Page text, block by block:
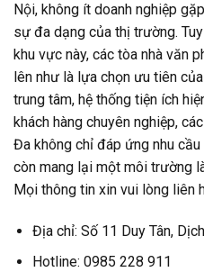
Nội, không ít doanh nghiệp
sự đa dạng của thị trường.
khu vực này, các tòa nhà văn
lên như là lựa chọn ưu tiên
trung tâm, hệ thống tiện ích
khách hàng chuyên nghiệp,
Đa không chỉ đáp ứng nhu
còn mang lại một môi trường
Mọi thông tin xin vui lòng liên
Địa chỉ: Số 11 Duy Tân,
Hotline: 0985 228 911